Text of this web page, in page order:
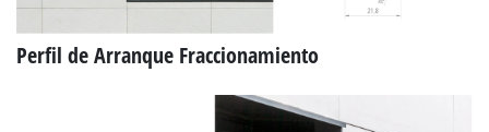
Perfil de Arranque Fraccionamiento